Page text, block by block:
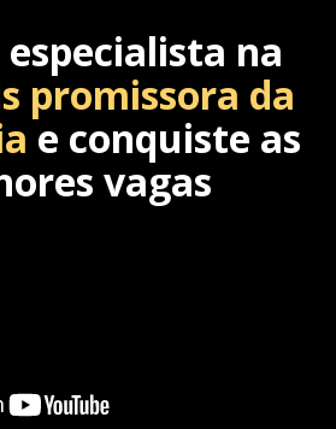
na
promissora da
e conquiste as
vagas